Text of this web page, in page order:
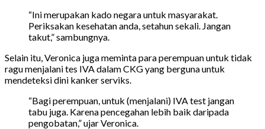
“Ini merupakan kado negara untuk masyarakat.
Periksakan kesehatan anda, setahun sekali. Jangan
takut,” sambungnya.
Selain itu, Veronica juga meminta para perempuan untuk tidak
ragu menjalani tes IVA dalam CKG yang berguna untuk
mendeteksi dini kanker serviks.
“Bagi perempuan, untuk (menjalani) IVA test jangan
tabu juga. Karena pencegahan lebih baik daripada
pengobatan,” ujar Veronica.